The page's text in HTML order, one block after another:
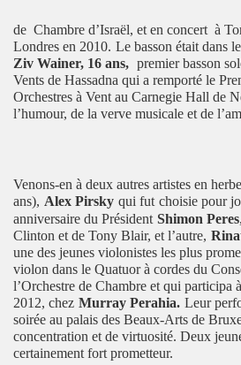
de Chambre d’Israël, et en concert à
Londres en 2010. Le basson était dans
Ziv Wainer, 16 ans, premier basson
Vents de Hassadna qui a remporté le
Orchestres à Vent au Carnegie Hall de
l’humour, de la verve musicale et de
Venons-en à deux autres artistes en
ans), Alex Pirsky qui fut choisie pour
anniversaire du Président Shimon Peres
Clinton et de Tony Blair, et l’autre,
une des jeunes violonistes les plus
violon dans le Quatuor à cordes du
l’Orchestre de Chambre et qui participa
2012, chez Murray Perahia. Leur
soirée au palais des Beaux-Arts de
concentration et de virtuosité. Deux
certainement fort prometteur.